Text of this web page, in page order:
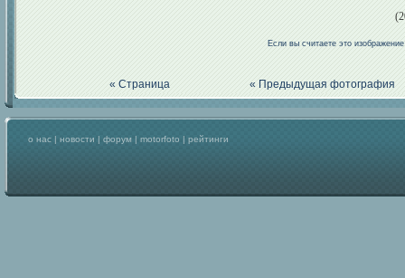
Если вы считаете это
« Страница « Предыдущая фотография
о нас | новости | форум | motorfoto | рейтинги